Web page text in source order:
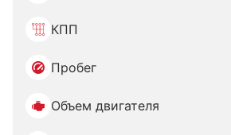
КПП
Пробег
Объем двигателя